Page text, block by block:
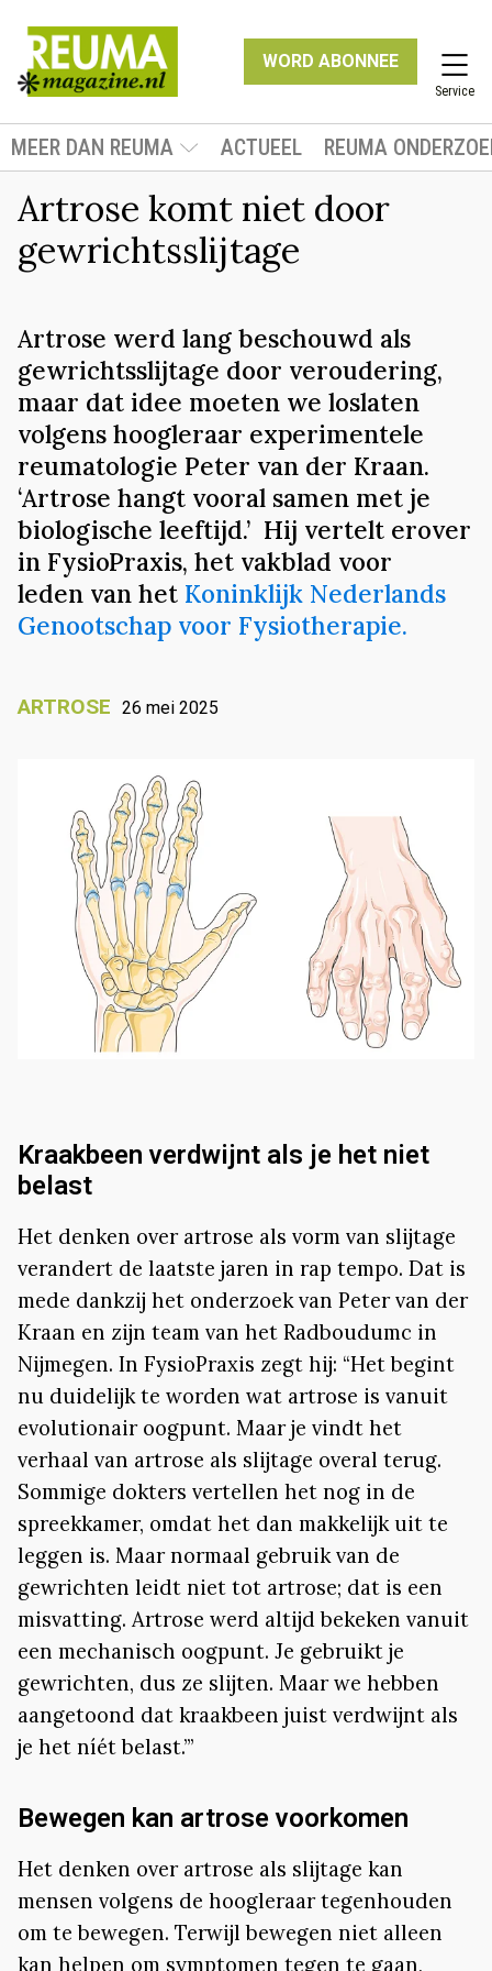
WORD ABONNEE
Service
MEER DAN REUMA ACTUEEL REUMA
Artrose komt niet door
gewrichtsslijtage
Artrose werd lang beschouwd als
gewrichtsslijtage door veroudering,
maar dat idee moeten we loslaten
volgens hoogleraar experimentele
reumatologie Peter van der Kraan.
‘Artrose hangt vooral samen met je
biologische leeftijd.’ Hij vertelt erover
in FysioPraxis, het vakblad voor
leden van het Koninklijk Nederlands
Genootschap voor Fysiotherapie.
ARTROSE 26 mei 2025
Kraakbeen verdwijnt als je het niet
belast
Het denken over artrose als vorm van slijtage
verandert de laatste jaren in rap tempo. Dat is
mede dankzij het onderzoek van Peter van der
Kraan en zijn team van het Radboudumc in
Nijmegen. In FysioPraxis zegt hij: “Het begint
nu duidelijk te worden wat artrose is vanuit
evolutionair oogpunt. Maar je vindt het
verhaal van artrose als slijtage overal terug.
Sommige dokters vertellen het nog in de
spreekkamer, omdat het dan makkelijk uit te
leggen is. Maar normaal gebruik van de
gewrichten leidt niet tot artrose; dat is een
misvatting. Artrose werd altijd bekeken vanuit
een mechanisch oogpunt. Je gebruikt je
gewrichten, dus ze slijten. Maar we hebben
aangetoond dat kraakbeen juist verdwijnt als
je het níét belast.’”
Bewegen kan artrose voorkomen
Het denken over artrose als slijtage kan
mensen volgens de hoogleraar tegenhouden
om te bewegen. Terwijl bewegen niet alleen
kan helpen om symptomen tegen te gaan,